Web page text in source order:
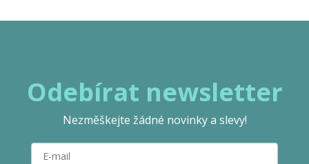
Odebírat newsletter
Nezměškejte žádné novinky a slevy!